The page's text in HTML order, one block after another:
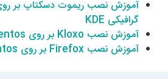
گرافیکی KDE
آموزش نصب Kloxo بر روی Centos
آموزش نصب Firefox بر روی Centos